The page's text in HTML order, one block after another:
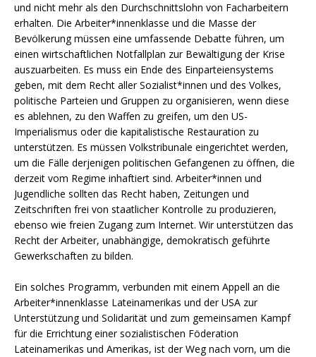
und nicht mehr als den Durchschnittslohn von Facharbeitern
erhalten. Die Arbeiter*innenklasse und die Masse der
Bevölkerung müssen eine umfassende Debatte führen, um
einen wirtschaftlichen Notfallplan zur Bewältigung der Krise
auszuarbeiten. Es muss ein Ende des Einparteiensystems
geben, mit dem Recht aller Sozialist*innen und des Volkes,
politische Parteien und Gruppen zu organisieren, wenn diese
es ablehnen, zu den Waffen zu greifen, um den US-
Imperialismus oder die kapitalistische Restauration zu
unterstützen. Es müssen Volkstribunale eingerichtet werden,
um die Fälle derjenigen politischen Gefangenen zu öffnen, die
derzeit vom Regime inhaftiert sind. Arbeiter*innen und
Jugendliche sollten das Recht haben, Zeitungen und
Zeitschriften frei von staatlicher Kontrolle zu produzieren,
ebenso wie freien Zugang zum Internet. Wir unterstützen das
Recht der Arbeiter, unabhängige, demokratisch geführte
Gewerkschaften zu bilden.
Ein solches Programm, verbunden mit einem Appell an die
Arbeiter*innenklasse Lateinamerikas und der USA zur
Unterstützung und Solidarität und zum gemeinsamen Kampf
für die Errichtung einer sozialistischen Föderation
Lateinamerikas und Amerikas, ist der Weg nach vorn, um die